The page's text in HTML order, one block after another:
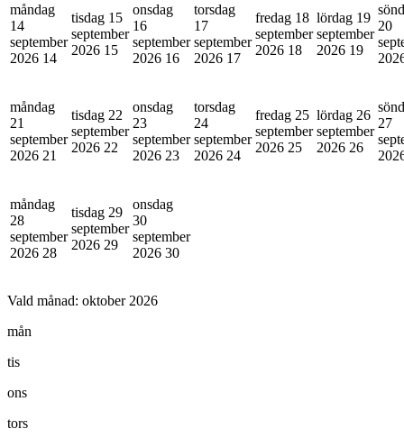
måndag
14
september
2026 14
tisdag 15
september
2026 15
onsdag
16
september
2026 16
torsdag
17
september
2026 17
fredag 18
september
2026 18
lördag 19
september
2026 19
20
måndag
21
september
2026 21
tisdag 22
september
2026 22
onsdag
23
september
2026 23
torsdag
24
september
2026 24
fredag 25
september
2026 25
lördag 26
september
2026 26
27
måndag
28
september
2026 28
tisdag 29
september
2026 29
onsdag
30
september
2026 30
Vald månad: oktober 2026
mån
tis
ons
tors